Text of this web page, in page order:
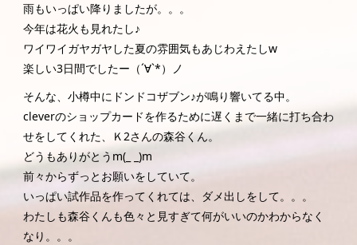
雨もいっぱい降りましたが。。。
今年は花火も見れたし♪
ワイワイガヤガヤした夏の雰囲気もあじわえたしw
楽しい3日間でしたー（´∀`*）ノ
そんな、小樽中にドンドコザブン♪が鳴り響いてる中。
cleverのショップカードを作るために遅くまで一緒に打ち合わ
せをしてくれた、Ｋ2さんの森谷くん。
どうもありがとうm(_ _)m
前々からずっとお願いをしていて。
いっぱい試作品を作ってくれては、ダメ出しをして。。。
わたしも森谷くんも色々と見すぎて何がいいのかわからなく
なり。。。